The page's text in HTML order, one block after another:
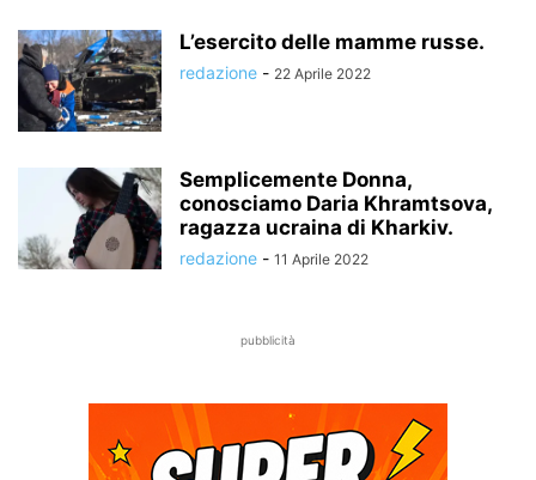
L’esercito delle mamme russe.
redazione - 22 Aprile 2022
Semplicemente Donna,
conosciamo Daria Khramtsova,
ragazza ucraina di Kharkiv.
redazione - 11 Aprile 2022
pubblicità